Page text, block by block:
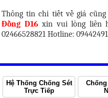
Thông tin chi tiết về giá cũng
Đồng D16 xin vui lòng liên
02466528821 Hotline:
Hệ Thống Chống Sét
Trực Tiếp